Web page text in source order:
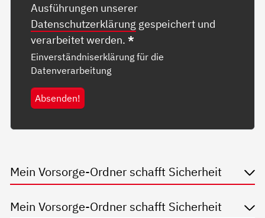
Ausführungen unserer
Datenschutzerklärung gespeichert und
verarbeitet werden.*
Einverständniserklärung für die
Datenverarbeitung
Absenden!
Mein Vorsorge-Ordner schafft Sicherheit
Mein Vorsorge-Ordner schafft Sicherheit